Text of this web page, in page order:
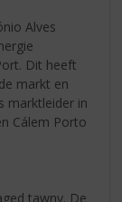
Alves
Dit heeft
markt en
marktleider in
Cálem Porto
tawny. De